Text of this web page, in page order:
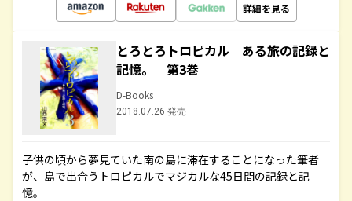
詳細を見る
とろとろトロピカル ある旅の記録と
記憶。 第3巻
D-Books
2018.07.26 発売
子供の頃から夢見ていた南の島に滞在することになった筆者
が、島で出合うトロピカルでマジカルな45日間の記録と記
憶。